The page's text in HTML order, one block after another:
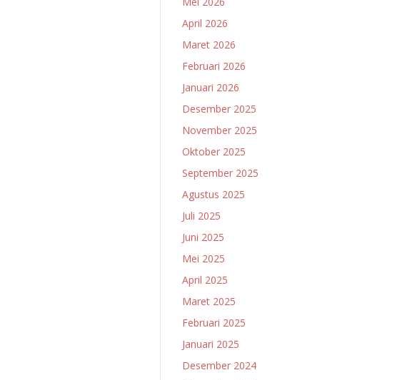
April 2026
Maret 2026
Februari 2026
Januari 2026
Desember 2025
November 2025
Oktober 2025
September 2025
Agustus 2025
Juli 2025
Juni 2025
Mei 2025
April 2025
Maret 2025
Februari 2025
Januari 2025
Desember 2024